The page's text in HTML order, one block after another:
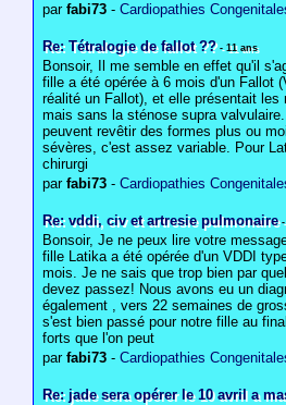
par fabi73- Cardiopathies
Re: Tétralogie de fallot ??- 11 ans
Bonsoir, Il me semble en effet qu'il
fille a été opérée à 6 mois d'un Fallot
réalité un Fallot), et elle présentait les
mais sans la sténose supra
peuvent revêtir des formes plus ou
sévères, c'est assez variable. Pour
chirurgi
par fabi73- Cardiopathies
Re: vddi, civ et artresie pulmonaire-
Bonsoir, Je ne peux lire votre
fille Latika a été opérée d'un VDDI
mois. Je ne sais que trop bien par
devez passez! Nous avons eu un
également , vers 22 semaines de
s'est bien passé pour notre fille au
forts que l'on peut
par fabi73- Cardiopathies
Re: jade sera opérer le 10 avril a